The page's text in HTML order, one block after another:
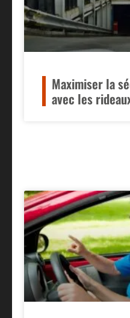
Maximiser la
avec les